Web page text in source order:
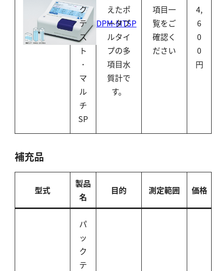
DPM-MTSP
ク
テ
ス
ト
･
マ
ル
チ
SP
えたポ
ータブ
ルタイ
プの多
項目水
質計で
す。
項目一
覧をご
確認く
ださい
4,
6
0
0
円
補充品
型式
製品
名
目的 測定範囲 価格
パ
ッ
ク
テ
ビタミンC
ひ素